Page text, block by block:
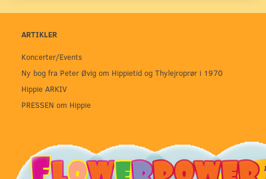
ARTIKLER
Koncerter/Events
Ny bog fra Peter Øvig om Hippietid og Thylejroprør i 1970
Hippie ARKIV
PRESSEN om Hippie